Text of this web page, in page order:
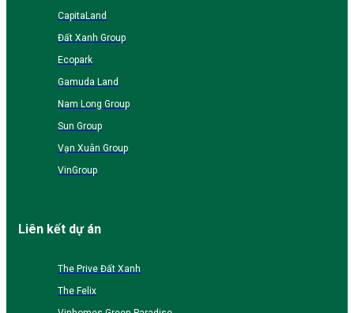
CapitaLand
Đất Xanh Group
Ecopark
Gamuda Land
Nam Long Group
Sun Group
Vạn Xuân Group
VinGroup
Liên kết dự án
The Prive Đất Xanh
The Felix